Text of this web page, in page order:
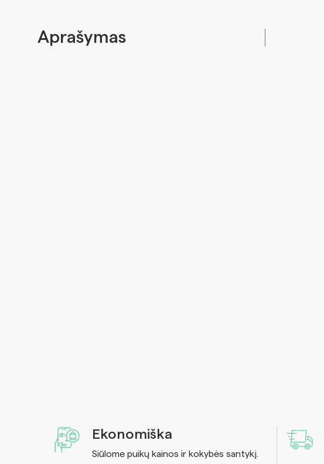
Aprašymas
Ekonomiška
Siūlome puikų kainos ir kokybės santykį.